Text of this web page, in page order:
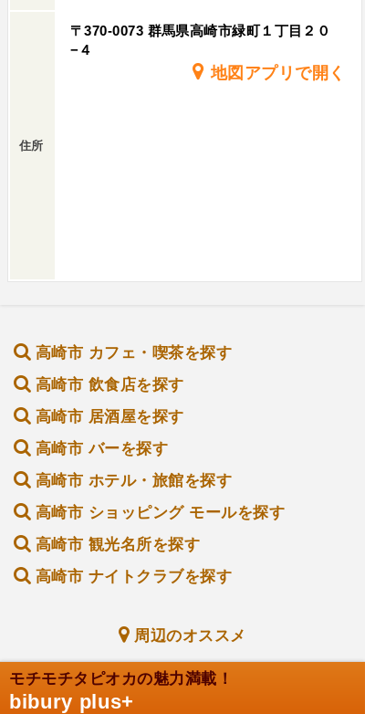
住所
〒370-0073 群馬県高崎市緑町１丁目２０
−４
地図アプリで開く
高崎市 カフェ・喫茶を探す
高崎市 飲食店を探す
高崎市 居酒屋を探す
高崎市 バーを探す
高崎市 ホテル・旅館を探す
高崎市 ショッピング モールを探す
高崎市 観光名所を探す
高崎市 ナイトクラブを探す
周辺のオススメ
モチモチタピオカの魅力満載！
bibury plus+